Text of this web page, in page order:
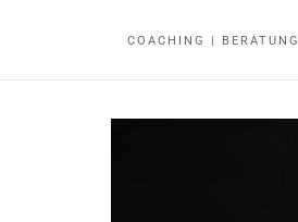
COACHING | BERATUNG